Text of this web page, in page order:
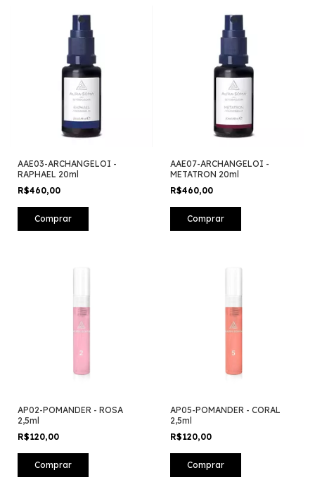
AAE03-ARCHANGELOI -
RAPHAEL 20ml
R$460,00
AAE07-ARCHANGELOI -
METATRON 20ml
R$460,00
AP02-POMANDER - ROSA
2,5ml
R$120,00
AP05-POMANDER - CORAL
2,5ml
R$120,00